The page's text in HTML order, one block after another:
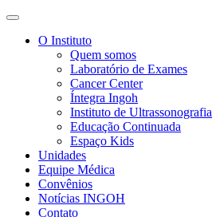
O Instituto
Quem somos
Laboratório de Exames
Cancer Center
Íntegra Ingoh
Instituto de Ultrassonografia
Educação Continuada
Espaço Kids
Unidades
Equipe Médica
Convênios
Notícias INGOH
Contato